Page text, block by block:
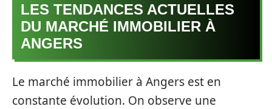
LES TENDANCES ACTUELLES
DU MARCHÉ IMMOBILIER À
ANGERS
Le marché immobilier à Angers est en
constante évolution. On observe une